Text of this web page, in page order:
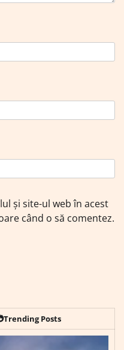
și site-ul web în acest
când o să comentez.
Trending Posts